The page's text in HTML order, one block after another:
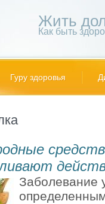
Жить
Как быть
Гуру здоровья
Заболевание